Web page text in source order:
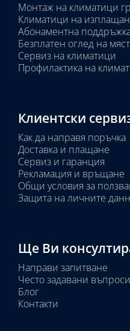
Монтаж на климатици
Климатици на
Абонаментна
Безплатен оглед на
Сервиз на климатици
Профилактика на
Клиентски
Как да направя поръчка
Доставка и плащане
Сервиз и гаранция
Рекламация и връщане
Общи условия за
Защита на личните
Ще Ви
Направи запитване
Често задавани въпроси
Блог
Контакти